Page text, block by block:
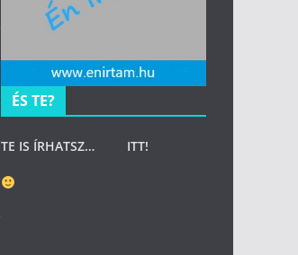
ÉS TE?
TE IS ÍRHATSZ… ITT!